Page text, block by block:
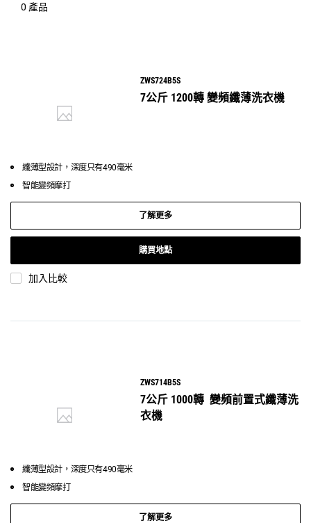
0 產品
ZWS724B5S
7公斤 1200轉 變頻纖薄洗衣機
纖薄型設計，深度只有490毫米
智能變頻摩打
了解更多
購買地點
加入比較
ZWS714B5S
7公斤 1000轉 變頻前置式纖薄洗
衣機
纖薄型設計，深度只有490毫米
智能變頻摩打
了解更多